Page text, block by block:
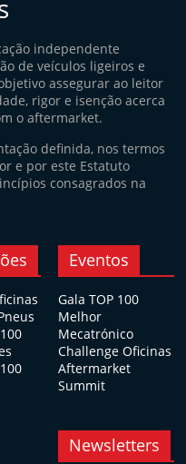
independente
de veículos ligeiros e
assegurar ao leitor
rigor e isenção acerca
o aftermarket.
definida, nos termos
e por este Estatuto
consagrados na
Eventos
Gala TOP 100
Melhor
Mecatrónico
Challenge Oficinas
Aftermarket
Summit
Newsletters